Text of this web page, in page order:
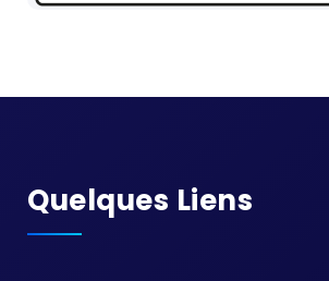
Quelques Liens